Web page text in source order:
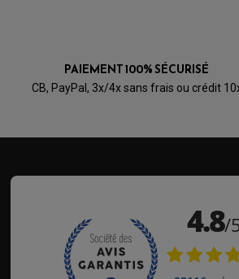
PAIEMENT 100% SÉCURISÉ
CB, PayPal, 3x/4x sans frais ou crédit